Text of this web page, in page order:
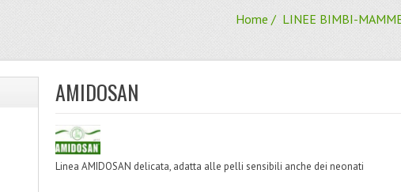
Home / LINEE BIMBI-
AMIDOSAN
Linea AMIDOSAN delicata, adatta alle pelli sensibili anche dei neonati